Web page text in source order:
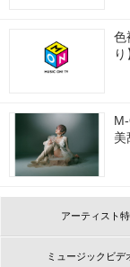
色
り
美
アーティスト
ミュージックビデ